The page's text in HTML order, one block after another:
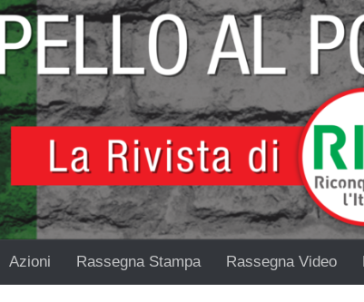
Azioni Rassegna Stampa Rassegna Video